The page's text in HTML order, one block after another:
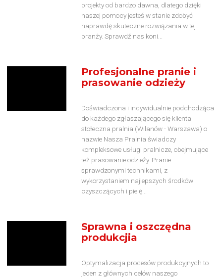
projekty od bardzo dawna, dlatego dzięki
naszej pomocy jesteś w stanie zdobyć
naprawdę skuteczne rozwiązania w tej
branży. Sprawdź nas koni...
Profesjonalne pranie i
prasowanie odzieży
Doświadczona i indywidualnie podchodząca
do każdego zgłaszającego się klienta
stołeczna pralnia (Wilanów - Warszawa) o
nazwie Nasza Pralnia świadczy
kompleksowe usługi pralnicze, obejmujące
też prasowanie odzieży. Pranie
sprawdzonymi technikami, z
wykorzystaniem najlepszych środków
czyszczących i pielę...
Sprawna i oszczędna
produkcjia
Optymalizacja procesów produkcyjnych to
jeden z głównych celów naszego